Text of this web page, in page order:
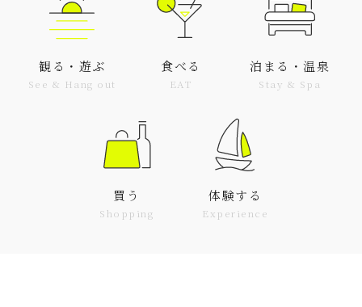
観る・遊ぶ
See & Hang out
食べる
EAT
泊まる・温泉
Stay & Spa
買う
Shopping
体験する
Experience